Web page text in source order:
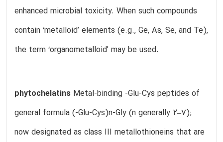
enhanced microbial toxicity. When such compounds
contain ‘metalloid’ elements (e.g., Ge, As, Se, and Te),
the term ‘organometalloid’ may be used.
phytochelatins Metal-binding -Glu-Cys peptides of
general formula (-Glu-Cys)n-Gly (n generally 2–7);
now designated as class III metallothioneins that are